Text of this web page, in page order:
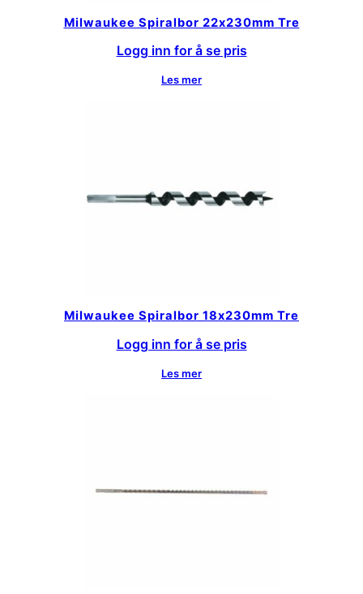
Milwaukee Spiralbor 22x230mm Tre
Logg inn for å se pris
Les mer
Milwaukee Spiralbor 18x230mm Tre
Logg inn for å se pris
Les mer